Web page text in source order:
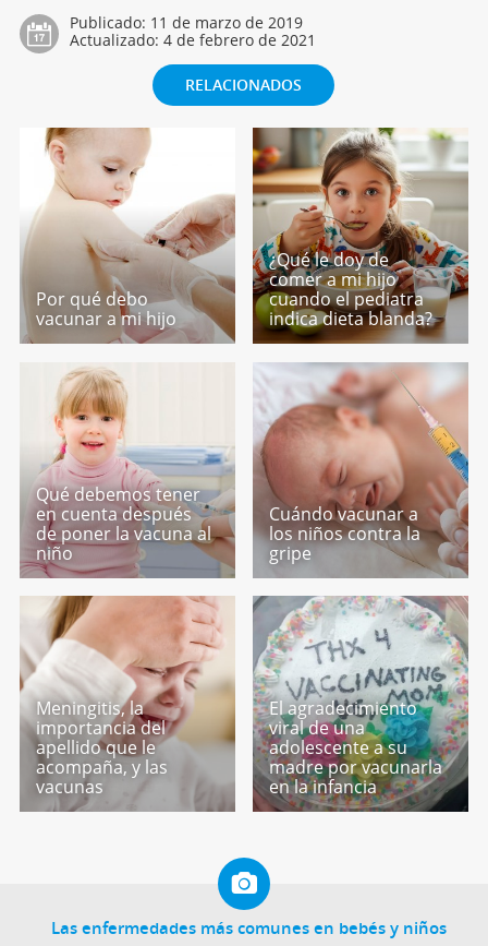
Publicado: 11 de marzo de 2019
Actualizado: 4 de febrero de 2021
RELACIONADOS
Por qué debo
vacunar a mi hijo
¿Qué le doy de
comer a mi hijo
cuando el pediatra
indica dieta blanda?
Qué debemos tener
en cuenta después
de poner la vacuna al
niño
Cuándo vacunar a
los niños contra la
gripe
Meningitis, la
importancia del
apellido que le
acompaña, y las
vacunas
El agradecimiento
viral de una
adolescente a su
madre por vacunarla
en la infancia
Las enfermedades más comunes en bebés y niños